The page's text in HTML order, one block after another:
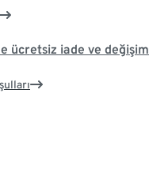
ücretsiz iade ve değişim